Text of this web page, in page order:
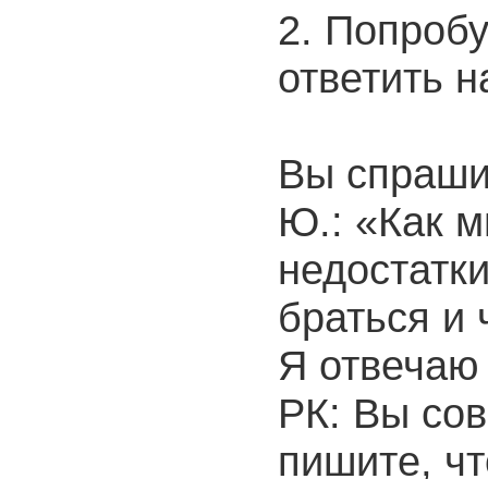
2.
ответить
Вы
Ю.: «Как
браться и
Я отвечаю
РК: Вы
пишите,